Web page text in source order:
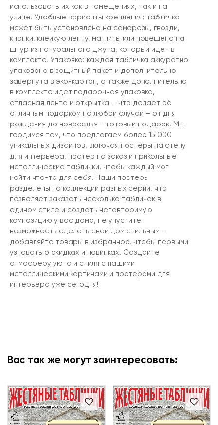
использовать их как в помещениях, так и на
улице. Удобные варианты крепления: табличка
может быть установлена на саморезы, гвозди,
кнопки, клейкую ленту, магниты или повешена на
шнур из натурального джута, который идет в
комплекте. Упаковка: каждая табличка аккуратно
упакована в защитный пакет и дополнительно
завернута в эко-картон, а также дополнительно
в комплекте идет подарочная упаковка,
атласная лента и открытка — что делает её
отличным подарком на любой случай – от дня
рождения до новоселья – готовый подарок. Мы
гордимся тем, что предлагаем более 15 000
уникальных дизайнов, включая постеры на стену
для интерьера, постер на заказ и прикольные
металлические таблички, чтобы каждый мог
найти что-то для себя. Наши постеры
разделены на коллекции разных серий, что
позволяет заказать несколько табличек в
едином стиле и создать неповторимую
композицию у вас дома, не упустите
возможность сделать свой дом стильным –
добавляйте товары в избранное, чтобы первыми
узнавать о скидках и новинках! Создайте
атмосферу уюта и стиля с нашими
металлическими картинами и постерами для
интерьера уже сегодня!
Вас так же могут заинтересовать: